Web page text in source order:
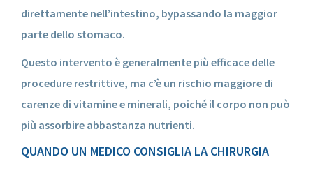
direttamente nell’intestino, bypassando la maggior
parte dello stomaco.
Questo intervento è generalmente più efficace delle
procedure restrittive, ma c’è un rischio maggiore di
carenze di vitamine e minerali, poiché il corpo non può
più assorbire abbastanza nutrienti.
QUANDO UN MEDICO CONSIGLIA LA CHIRURGIA